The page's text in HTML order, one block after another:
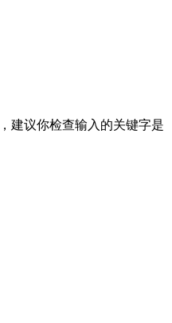
建议你检查输入的关键字是